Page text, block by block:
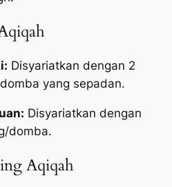
Disyariatkan dengan 2
yang sepadan.
Disyariatkan dengan
domba.
Aqiqah